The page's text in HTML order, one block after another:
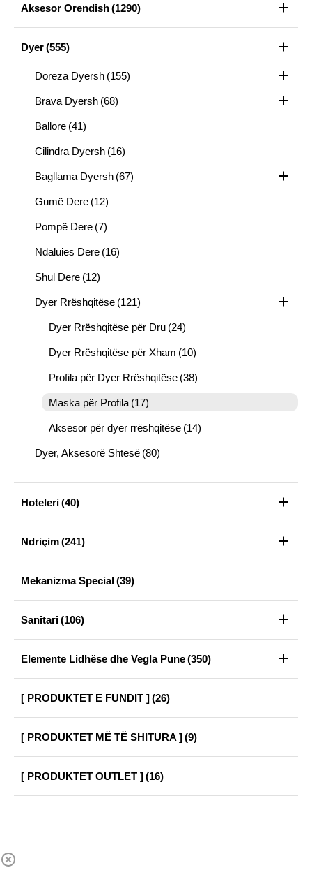
Aksesor Orendish(1290)
Dyer(555)
Doreza Dyersh (155)
Brava Dyersh (68)
Ballore (41)
Cilindra Dyersh (16)
Bagllama Dyersh (67)
Gumë Dere (12)
Pompë Dere (7)
Ndaluies Dere (16)
Shul Dere (12)
Dyer Rrëshqitëse (121)
Dyer Rrëshqitëse për Dru (24)
Dyer Rrëshqitëse për Xham (10)
Profila për Dyer Rrëshqitëse (38)
Maska për Profila (17)
Aksesor për dyer rrëshqitëse (14)
Dyer, Aksesorë Shtesë (80)
Hoteleri(40)
Ndriçim(241)
Mekanizma Special(39)
Sanitari(106)
Elemente Lidhëse dhe Vegla Pune(350)
[ PRODUKTET E FUNDIT ](26)
[ PRODUKTET MË TË SHITURA ](9)
[ PRODUKTET OUTLET ](16)